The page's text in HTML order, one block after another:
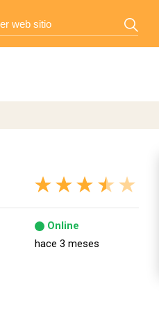
Online
hace 3 meses